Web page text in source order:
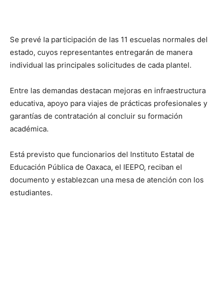
Se prevé la participación de las 11 escuelas normales del
estado, cuyos representantes entregarán de manera
individual las principales solicitudes de cada plantel.
Entre las demandas destacan mejoras en infraestructura
educativa, apoyo para viajes de prácticas profesionales y
garantías de contratación al concluir su formación
académica.
Está previsto que funcionarios del Instituto Estatal de
Educación Pública de Oaxaca, el IEEPO, reciban el
documento y establezcan una mesa de atención con los
estudiantes.